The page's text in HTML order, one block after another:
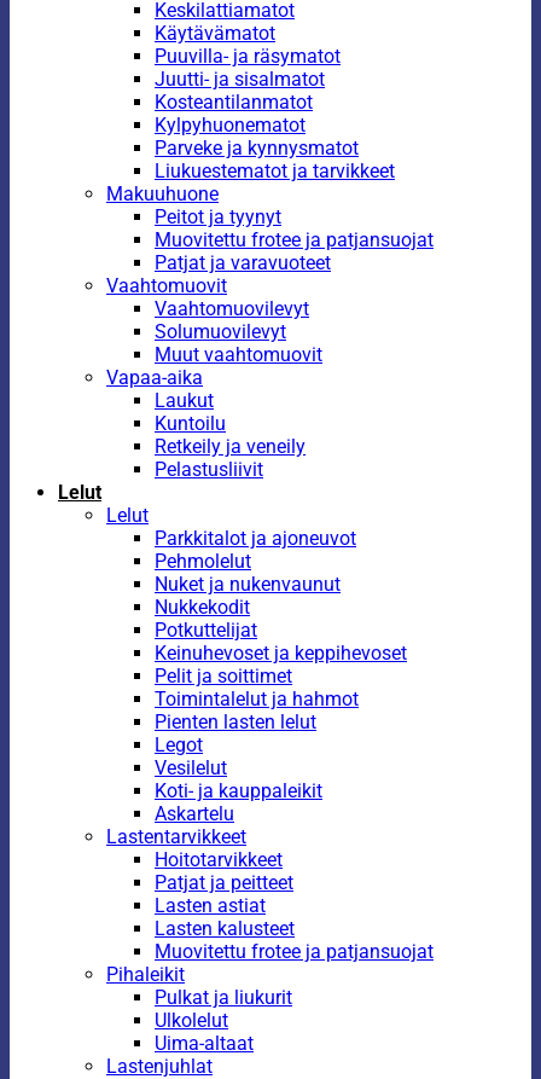
Keskilattiamatot
Käytävämatot
Puuvilla- ja räsymatot
Juutti- ja sisalmatot
Kosteantilanmatot
Kylpyhuonematot
Parveke ja kynnysmatot
Liukuestematot ja tarvikkeet
Makuuhuone
Peitot ja tyynyt
Muovitettu frotee ja patjansuojat
Patjat ja varavuoteet
Vaahtomuovit
Vaahtomuovilevyt
Solumuovilevyt
Muut vaahtomuovit
Vapaa-aika
Laukut
Kuntoilu
Retkeily ja veneily
Pelastusliivit
Lelut
Lelut
Parkkitalot ja ajoneuvot
Pehmolelut
Nuket ja nukenvaunut
Nukkekodit
Potkuttelijat
Keinuhevoset ja keppihevoset
Pelit ja soittimet
Toimintalelut ja hahmot
Pienten lasten lelut
Legot
Vesilelut
Koti- ja kauppaleikit
Askartelu
Lastentarvikkeet
Hoitotarvikkeet
Patjat ja peitteet
Lasten astiat
Lasten kalusteet
Muovitettu frotee ja patjansuojat
Pihaleikit
Pulkat ja liukurit
Ulkolelut
Uima-altaat
Lastenjuhlat